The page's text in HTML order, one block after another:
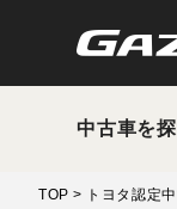
中古車を
TOP トヨタ認定